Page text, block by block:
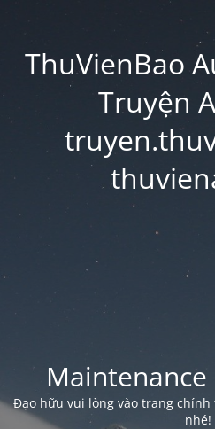
ThuVienBao
Truyện
Đạo hữu vui lòng vào trang chính
nhé!